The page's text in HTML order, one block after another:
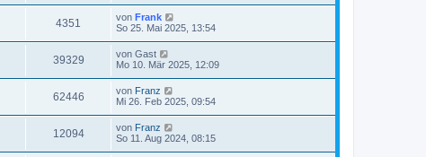
4351 von Frank
So 25. Mai 2025, 13:54
39329 von Gast
Mo 10. Mär 2025, 12:09
62446 von Franz
Mi 26. Feb 2025, 09:54
12094 von Franz
So 11. Aug 2024, 08:15